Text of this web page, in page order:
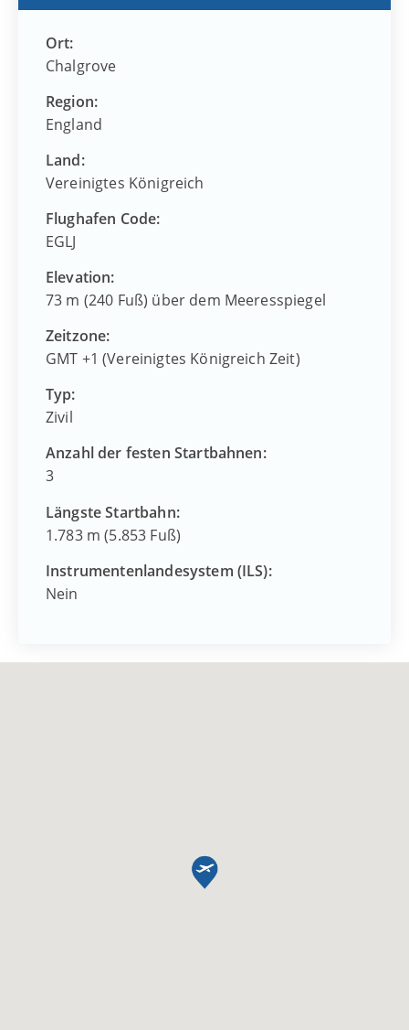
Ort:
Chalgrove
Region:
England
Land:
Vereinigtes Königreich
Flughafen Code:
EGLJ
Elevation:
73 m (240 Fuß) über dem Meeresspiegel
Zeitzone:
GMT +1 (Vereinigtes Königreich Zeit)
Typ:
Zivil
Anzahl der festen Startbahnen:
3
Längste Startbahn:
1.783 m (5.853 Fuß)
Instrumentenlandesystem (ILS):
Nein